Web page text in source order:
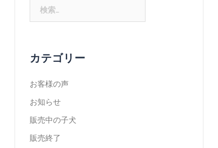
カテゴリー
お客様の声
お知らせ
販売中の子犬
販売終了